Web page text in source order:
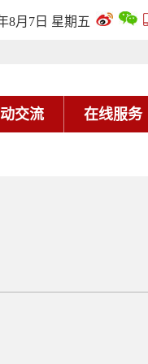
8月7日 星期五
交流 在线服务